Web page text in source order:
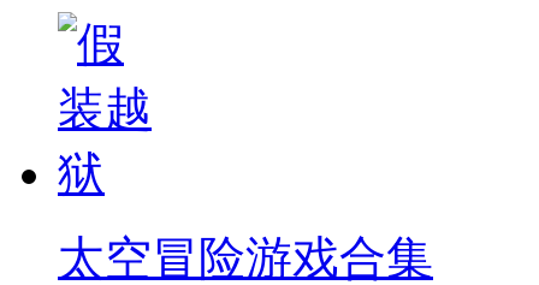
太空冒险游戏合集